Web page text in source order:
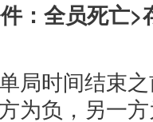
：全员死亡
局时间结束
为负，另一